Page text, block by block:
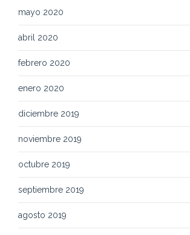
mayo 2020
abril 2020
febrero 2020
enero 2020
diciembre 2019
noviembre 2019
octubre 2019
septiembre 2019
agosto 2019